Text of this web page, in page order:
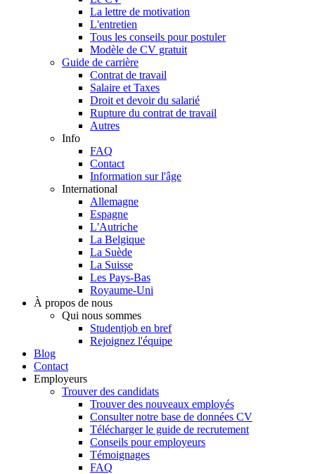
La lettre de motivation
L'entretien
Tous les conseils pour postuler
Modèle de CV gratuit
Guide de carrière
Contrat de travail
Salaire et Taxes
Droit et devoir du salarié
Rupture du contrat de travail
Autres
Info
FAQ
Contact
Information sur l'âge
International
Allemagne
Espagne
L'Autriche
La Belgique
La Suède
La Suisse
Les Pays-Bas
Royaume-Uni
À propos de nous
Qui nous sommes
Studentjob en bref
Rejoignez l'équipe
Blog
Contact
Employeurs
Trouver des candidats
Trouver des nouveaux employés
Consulter notre base de données CV
Télécharger le guide de recrutement
Conseils pour employeurs
Témoignages
FAQ